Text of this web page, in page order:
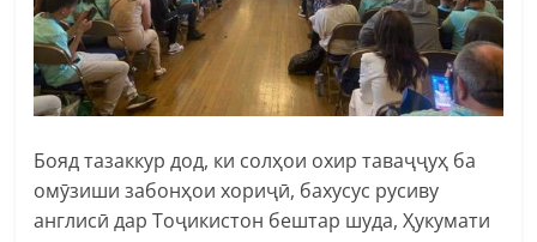
Бояд тазаккур дод, ки солҳои охир таваҷҷуҳ ба
омӯзиши забонҳои хориҷӣ, бахусус русиву
англисӣ дар Тоҷикистон бештар шуда, Ҳукумати